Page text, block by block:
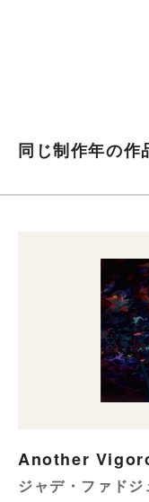
同じ制作年の作
Another
ジャデ・ファドジ